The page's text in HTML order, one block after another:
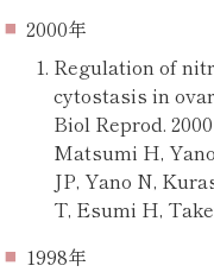
2000年
Regulation of
cytostasis in
Biol Reprod. 2000
Matsumi H,
JP, Yano N,
T, Esumi H,
1998年